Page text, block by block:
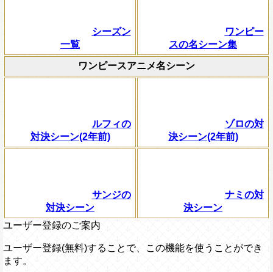
シーズン
一覧
ワンピー
スの名シーン集
ワンピースアニメ名シーン
ルフィの
対決シーン(2年前)
ゾロの対
決シーン(2年前)
サンジの
対決シーン
ナミの対
決シーン
ユーザー登録のご案内
ユーザー登録(無料)することで、この機能を使うことができ
ます。